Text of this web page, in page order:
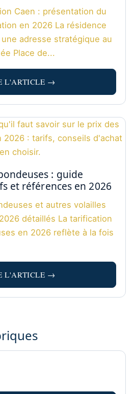
Caen : présentation du
en 2026 La résidence
adresse stratégique au
Place de...
L'ARTICLE →
: guide
et références en 2026
et autres volailles
détaillés La tarification
en 2026 reflète à la fois
L'ARTICLE →